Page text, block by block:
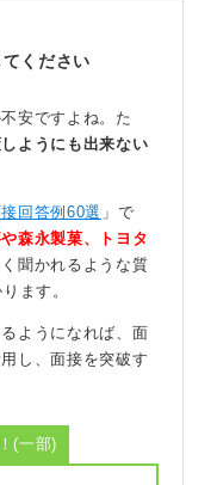
絡帳・ICTの活
語ろう！
→結果→学びの順
性が伝わります。
仮説（要求言語化
止まで述べると即
法を尋ねると入職
ください
安ですよね。た
ようにも出来ない
回答例60選 」で
森永製菓、トヨタ
聞かれるような質
ます。
ようになれば、面
し、面接を突破す
(一部)